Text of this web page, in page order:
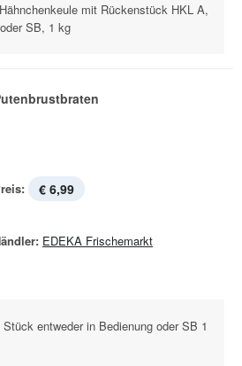
mit Rückenstück HKL A,
SB, 1 kg
€ 6,99
EDEKA Frischemarkt
entweder in Bedienung oder SB 1